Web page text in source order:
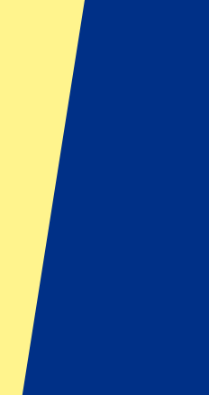
9 mei 2026 om 20:45 • Brugge,
Datum bevestigd
Voorwaarden
Dit evenement heeft al
Voorwaarden
Dit evenement heeft al